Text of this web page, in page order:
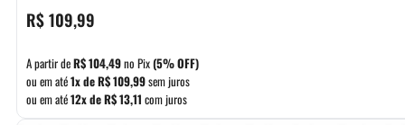
R$109,99
A partir deR$104,49no Pix(5% OFF)
ou em até1x deR$109,99sem juros
ou em até12x deR$13,11 com juros